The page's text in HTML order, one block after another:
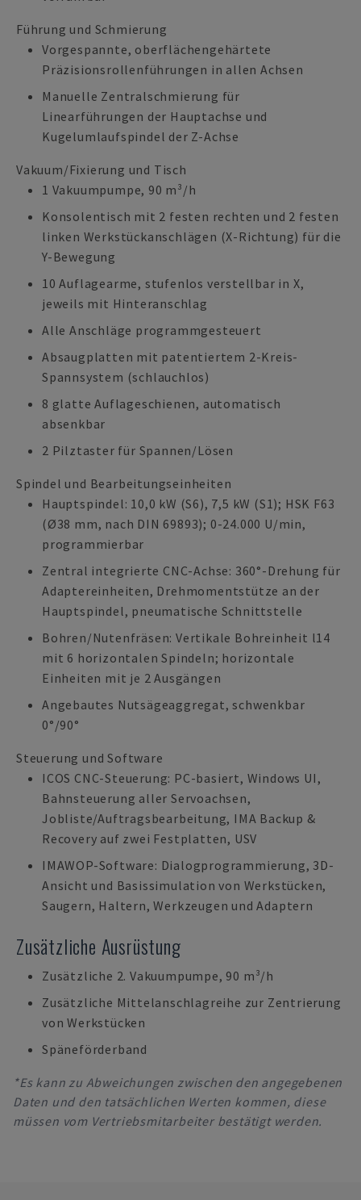
Führung und Schmierung
Vorgespannte, oberflächengehärtete
Präzisionsrollenführungen in allen Achsen
Manuelle Zentralschmierung für
Linearführungen der Hauptachse und
Kugelumlaufspindel der Z-Achse
Vakuum/Fixierung und Tisch
1 Vakuumpumpe, 90 m³/h
Konsolentisch mit 2 festen rechten und 2 festen
linken Werkstückanschlägen (X-Richtung) für die
Y-Bewegung
10 Auflagearme, stufenlos verstellbar in X,
jeweils mit Hinteranschlag
Alle Anschläge programmgesteuert
Absaugplatten mit patentiertem 2-Kreis-
Spannsystem (schlauchlos)
8 glatte Auflageschienen, automatisch
absenkbar
2 Pilztaster für Spannen/Lösen
Spindel und Bearbeitungseinheiten
Hauptspindel: 10,0 kW (S6), 7,5 kW (S1); HSK F63
(Ø38 mm, nach DIN 69893); 0-24.000 U/min,
programmierbar
Zentral integrierte CNC-Achse: 360°-Drehung für
Adaptereinheiten, Drehmomentstütze an der
Hauptspindel, pneumatische Schnittstelle
Bohren/Nutenfräsen: Vertikale Bohreinheit l14
mit 6 horizontalen Spindeln; horizontale
Einheiten mit je 2 Ausgängen
Angebautes Nutsägeaggregat, schwenkbar
0°/90°
Steuerung und Software
ICOS CNC-Steuerung: PC-basiert, Windows UI,
Bahnsteuerung aller Servoachsen,
Jobliste/Auftragsbearbeitung, IMA Backup &
Recovery auf zwei Festplatten, USV
IMAWOP-Software: Dialogprogrammierung, 3D-
Ansicht und Basissimulation von Werkstücken,
Saugern, Haltern, Werkzeugen und Adaptern
Zusätzliche Ausrüstung
Zusätzliche 2. Vakuumpumpe, 90 m³/h
Zusätzliche Mittelanschlagreihe zur Zentrierung
von Werkstücken
Späneförderband
*Es kann zu Abweichungen zwischen den angegebenen
Daten und den tatsächlichen Werten kommen, diese
müssen vom Vertriebsmitarbeiter bestätigt werden.